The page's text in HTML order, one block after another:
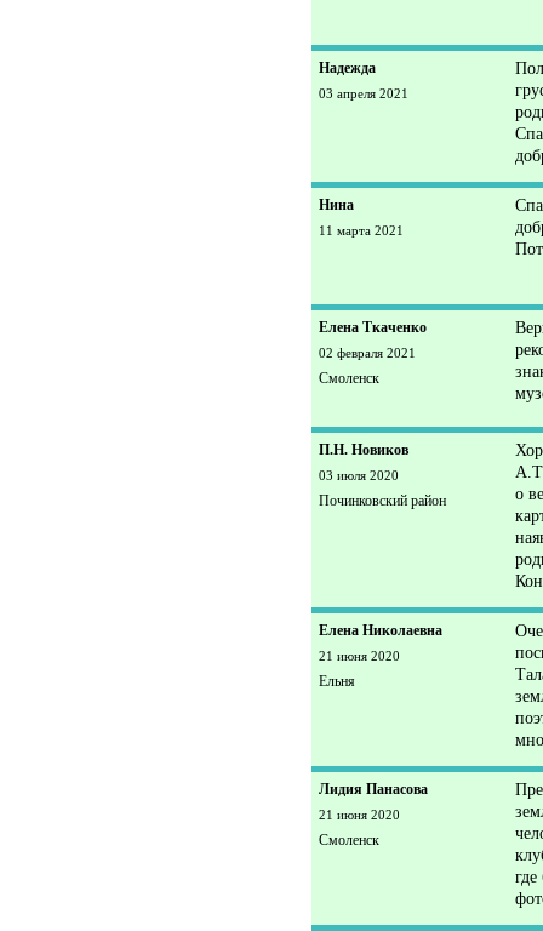
Надежда
03 апреля 2021
Нина
11 марта 2021
Елена Ткаченко
02 февраля 2021
Смоленск
П.Н. Новиков
03 июля 2020
Починковский район
о
Елена Николаевна
21 июня 2020
Ельня
Лидия Панасова
21 июня 2020
Смоленск